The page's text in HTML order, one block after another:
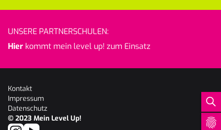
UNSERE PARTNERSCHULEN:
Hier kommt mein level up! zum Einsatz
Kontakt
Impressum
Datenschutz
© 2023 Mein Level Up!